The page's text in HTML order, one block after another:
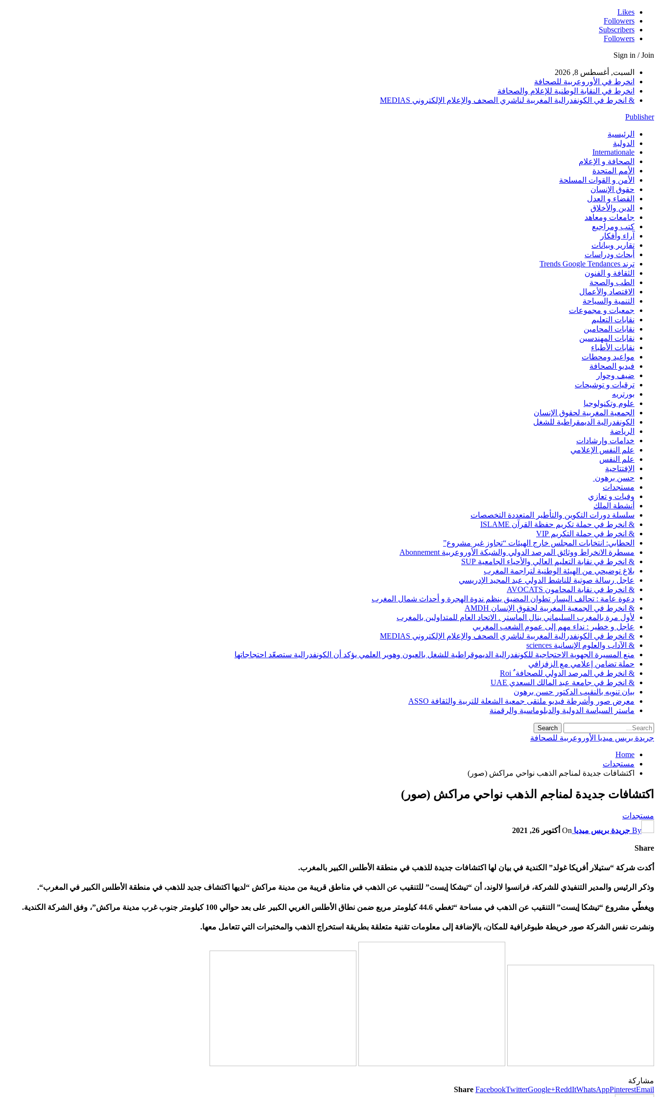
Likes
Followers
Subscribers
Followers
Sign in / Join
السبت, أغسطس 8, 2026
انخرط في الأوروعربية للصحافة
انخرط في النقابة الوطنية للإعلام والصحافة
& انخرط في الكونفدرالية المغربية لناشري الصحف والإعلام الإلكتروني MEDIAS
Publisher
الرئيسية
الدولية
Internationale
الصحافة و الإعلام
الأمم المتحدة
الأمن و القوات المسلحة
حقوق الإنسان
القضاء و العدل
الدين والأخلاق
جامعات ومعاهد
كتب ومراجيع
آراء وأفكار
تقارير وبيانات
أبحاث ودراسات
ترند Trends Google Tendances
الثقافة و الفنون
الطب والصحة
الاقتصاد والأعمال
التنمية والسياحة
جمعيات و مجموعات
نقابات التعليم
نقابات المحامين
نقابات المهندسين
نقابات الأطباء
مواعيد ومحطات
فيديو الصحافة
ضيف وحوار
ترقيات و توشيحات
بورتريه
علوم وتكنولوجيا
الجمعية المغربية لحقوق الإنسان
الكونفدرالية الديمقراطية للشغل
الرياضة
خدامات وإرشادات
علم النفس الإعلامي
علم النفس
الإفتتاحية
حسن برهون
مستجدات
وفيات و تعازي
أنشطة الملك
سلسلة دورات التكوين والتأطير المتعددة التخصصات
& انخرط في حملة تكريم حفظة القرآن ISLAME
& انخرط في حملة التكريم VIP
الحطابي: انتخابات المجلس خارج الهيئات “تجاوز غير مشروع”
مسطرة الانخراط ووثائق المرصد الدولي والشبكة الأوروعربية Abonnement
& انخرط في نقابة التعليم العالي والأحياء الجامعية SUP
بلاغ توضيحي من الهيئة الوطنية لتراجمة المغرب
عاجل رسالة صوتية للناشط الدولي عبد المجيد الإدريسي
& انخرط في نقابة المحامون AVOCATS
دعوة عامة : تحالف اليسار تطوان المضيق ينظم ندوة الهجرة و أحداث شمال المغرب
& انخرط في الجمعية المغربية لحقوق الإنسان AMDH
لأول مرة بالمغرب السليماني ينال الماستر . الاتحاد العام للمتداولين بالمغرب
عاجل و خطير : نداء مهم إلى عموم الشعب المغربي
& انخرط في الكونفدرالية المغربية لناشري الصحف والإعلام الإلكتروني MEDIAS
& الآداب والعلوم الإنسانية sciences
منع المسيرة الجهوية الاحتجاجية للكونفدرالية الديموقراطية للشغل بالعيون وهوير العلمي يؤكد أن الكونفدرالية ستصعّد احتجاجاتها
حملة تضامن إعلامي مع الزفزافي
& انخرط في المرصد الدولي للصحافة ٌ Roi
& انخرط في جامعة عبد المالك السعدي UAE
بيان تنويه بالنقيب الدكتور حسن برهون
معرض صور وأشرطة فيديو ملتقى جمعية الشعلة للتربية والثقافة ASSO
ماستر السياسة الدولية والدبلوماسية والرقمنة
جريدة بريس ميديا الأوروعربية للصحافة
Home
مستجدات
اكتشافات جديدة لمناجم الذهب نواحي مراكش (صور)
اكتشافات جديدة لمناجم الذهب نواحي مراكش (صور)
مستجدات
By جريدة بريس ميديا On أكتوبر 26, 2021
Share
أكدت شركة “ستيلار أفريكا غولد” الكندية في بيان لها اكتشافات جديدة للذهب في منطقة الأطلس الكبير بالمغرب.
وذكر الرئيس والمدير التنفيذي للشركة، فرانسوا لالوند، أن “تيشكا إيست” للتنقيب عن الذهب في مناطق قريبة من مدينة مراكش “لديها اكتشاف جديد للذهب في منطقة الأطلس الكبير في المغرب“.
ويغطّي مشروع “تيشكا إيست” التنقيب عن الذهب في مساحة “تغطي 44.6 كيلومتر مربع ضمن نطاق الأطلس الغربي الكبير على بعد حوالي 100 كيلومتر جنوب غرب مدينة مراكش”، وفق الشركة الكندية.
ونشرت نفس الشركة صور خريطة طبوغرافية للمكان، بالإضافة إلى معلومات تقنية متعلقة بطريقة استخراج الذهب والمختبرات التي تتعامل معها.
مشاركة
Share FacebookTwitterGoogle+ReddItWhatsAppPinterestEmail